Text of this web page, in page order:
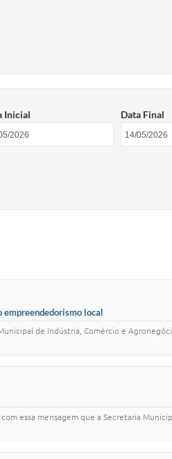
Inicial Data Final
local
de Indústria, Comércio e
essa mensagem que a Secretaria